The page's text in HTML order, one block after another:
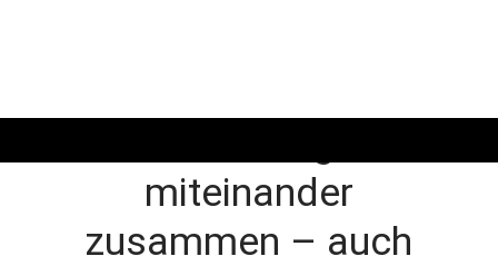
miteinander
zusammen – auch